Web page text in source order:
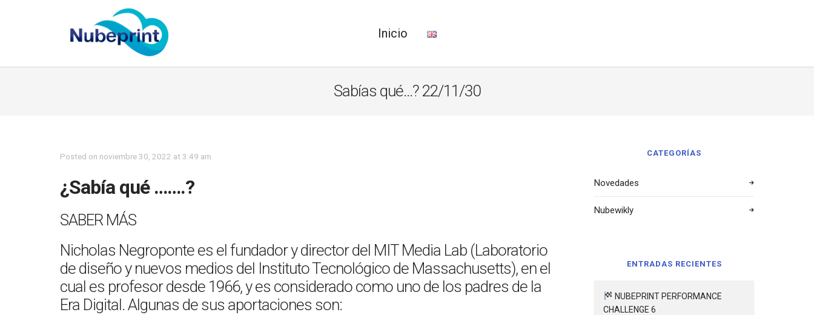
Inicio
Sabías qué…? 22/11/30
Posted on noviembre 30, 2022 at 3:49 am
¿Sabía qué …….?
SABER MÁS
Nicholas Negroponte es el fundador y director del MIT Media Lab (Laboratorio
de diseño y nuevos medios del Instituto Tecnológico de Massachusetts), en el
cual es profesor desde 1966, y es considerado como uno de los padres de la
Era Digital. Algunas de sus aportaciones son:
CATEGORÍAS
Novedades
Nubewikly
ENTRADAS RECIENTES
NUBEPRINT PERFORMANCE
CHALLENGE 6